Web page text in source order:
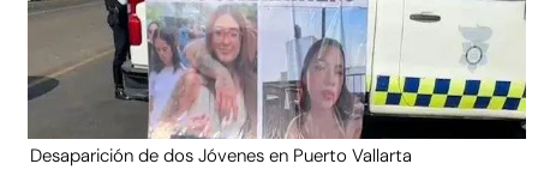
Desaparición de dos Jóvenes en Puerto Vallarta